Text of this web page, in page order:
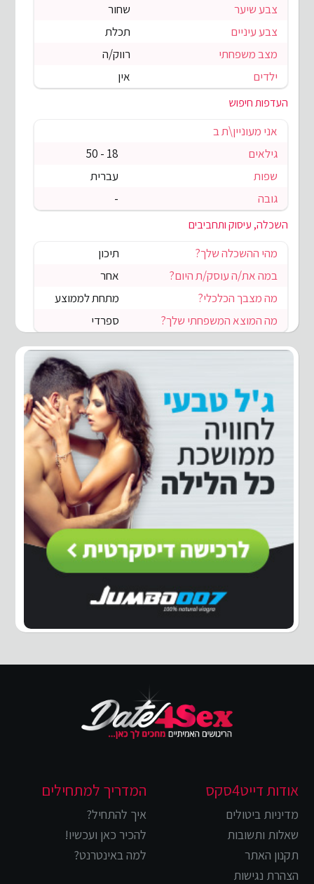
צבע שיער
שחור
צבע עיניים
תכלת
מצב משפחתי
רווק/ה
ילדים
אין
העדפות חיפוש
אני מעוניין\ת ב
גילאים
18 - 50
שפות
עברית
גובה
-
השכלה, עיסוק ותחביבים
מהי ההשכלה שלך?
תיכון
במה את/ה עוסק/ת היום?
אחר
מה מצבך הכלכלי?
מתחת לממוצע
מה המוצא המשפחתי שלך?
ספרדי
אודות דייט4סקס
מדיניות ביטולים
שאלות ותשובות
תקנון האתר
הצהרת נגישות
המדריך למתחילים
איך להתחיל?
להכיר כאן ועכשיו!
למה באינטרנט?